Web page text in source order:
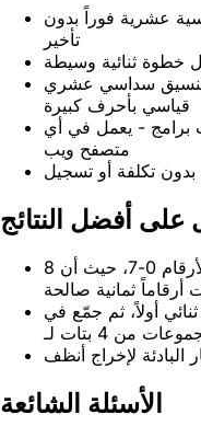
عشرية فوراً بدون
تأخير
خطوة ثنائية وسيطة
بتنسيق سداسي عشري
قياسي بأحرف كبيرة
برامج - يعمل في أي
متصفح ويب
تكلفة أو تسجيل
أفضل النتائج
تحقق من أن إدخالك يحتوي فقط على الأرقام 0-7، حيث أن 8
أولاً، ثم جمّع في
البادئة لإخراج أنظف
الأسئلة الشائعة